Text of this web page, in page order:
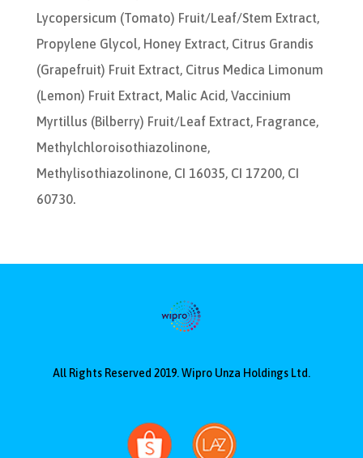
Lycopersicum (Tomato) Fruit/Leaf/Stem Extract,
Propylene Glycol, Honey Extract, Citrus Grandis
(Grapefruit) Fruit Extract, Citrus Medica Limonum
(Lemon) Fruit Extract, Malic Acid, Vaccinium
Myrtillus (Bilberry) Fruit/Leaf Extract, Fragrance,
Methylchloroisothiazolinone,
Methylisothiazolinone, CI 16035, CI 17200, CI
60730.
All Rights Reserved 2019. Wipro Unza Holdings Ltd.